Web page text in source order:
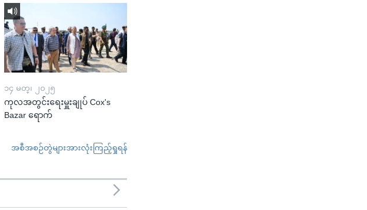
၁၄ မတ္၊ ၂၀၂၅
ကုလအတွင်းရေးမှူးချုပ် Cox's
Bazar ရောက်
အစီအစဉ်တွဲများအားလုံးကြည့်ရှုရန်